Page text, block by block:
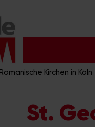
Romanische Kirchen in Köln
St.